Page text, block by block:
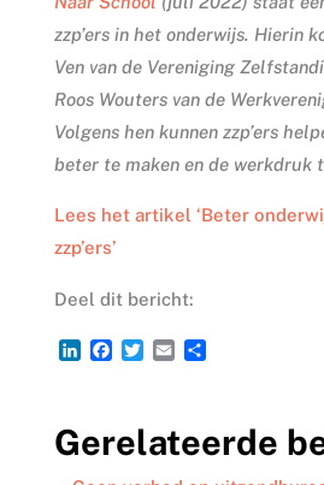
zzp’ers in het onderwijs. Hierin
Ven van de Vereniging
Roos Wouters van de
Volgens hen kunnen zzp’ers
beter te maken en de werkdruk
Lees het artikel ‘Beter
zzp’ers’
Deel dit bericht:
L
e
d
I
F
b
o
o
T
t
e
r
E
l
D
n
Gerelateerde